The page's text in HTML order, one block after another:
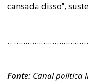
cansada disso”,
Fonte: Canalpolítica